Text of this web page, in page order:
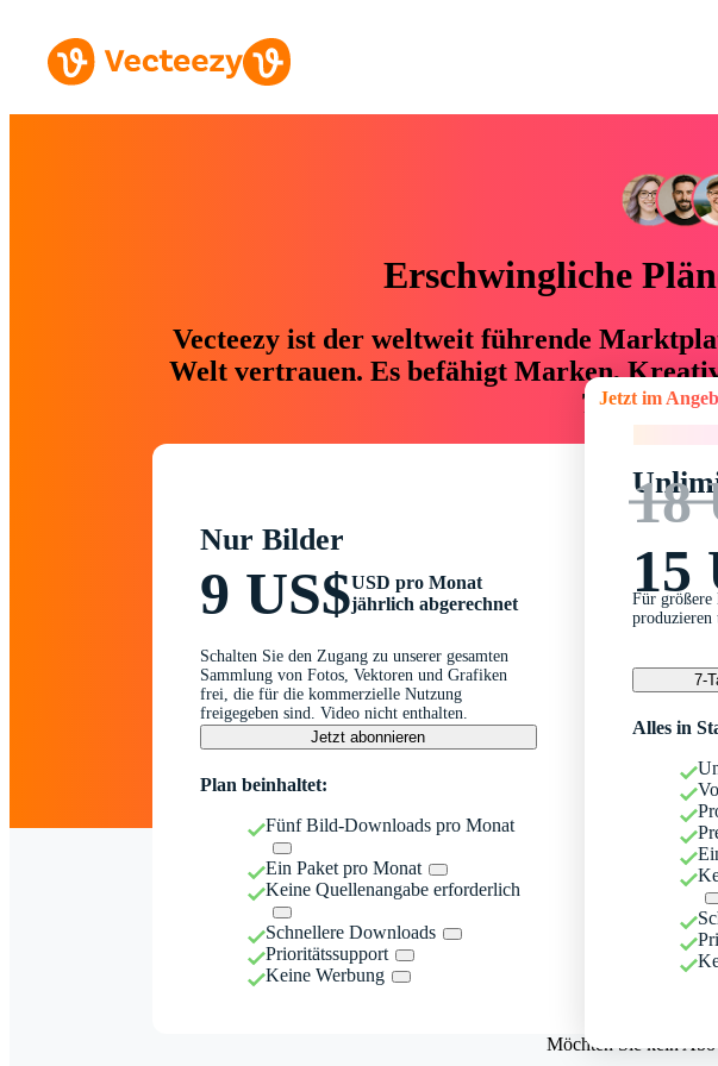
Erschwingliche
Vecteezy ist der weltweit führende
Welt vertrauen. Es befähigt Marken,
76 % an
Nur Bilder
9 US$USD pro Monat
jährlich abgerechnet
Schalten Sie den Zugang zu unserer gesamten
Sammlung von Fotos, Vektoren und Grafiken
frei, die für die kommerzielle Nutzung
freigegeben sind. Video nicht enthalten.
Jetzt abonnieren
Plan beinhaltet:
Fünf Bild-Downloads pro Monat
Ein Paket pro Monat
Keine Quellenangabe erforderlich
Schnellere Downloads
Prioritätssupport
Keine Werbung
Jetzt im Angebot!
18
15
Für größere
produzieren
7-
Alles in
Möchten Sie kein Abo